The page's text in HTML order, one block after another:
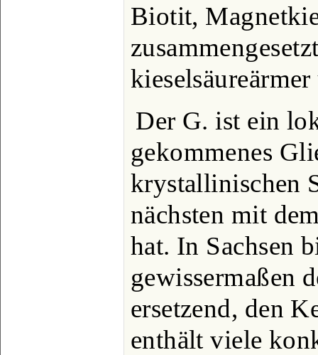
Biotit,
Der G. ist ein
gekommenes
krystallinischen
nächsten mit
hat. In Sachsen
gewissermaßen
ersetzend, den
enthält viele